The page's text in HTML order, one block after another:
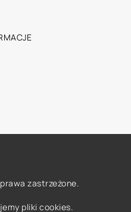
zastrzeżone.
pliki cookies.